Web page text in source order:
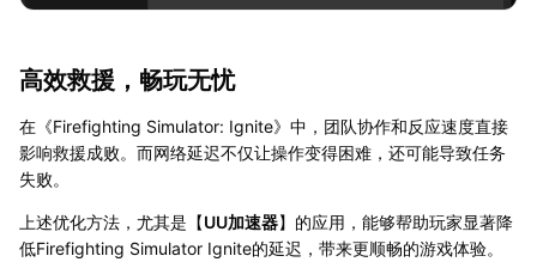
高效救援，畅玩无忧
在《Firefighting Simulator: Ignite》中，团队协作和反应速度直接
影响救援成败。而网络延迟不仅让操作变得困难，还可能导致任务
失败。
上述优化方法，尤其是【UU加速器】的应用，能够帮助玩家显著降
低Firefighting Simulator Ignite的延迟，带来更顺畅的游戏体验。